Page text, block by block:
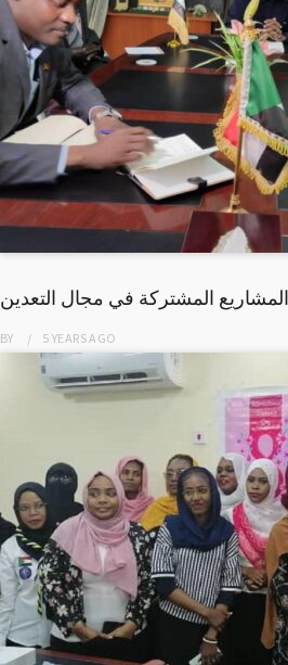
المشتركة في مجال التعدين
BY 5 YEARSAGO